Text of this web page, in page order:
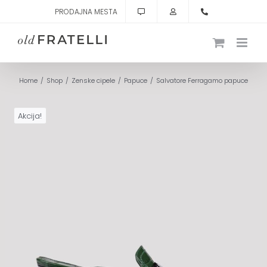
content
PRODAJNA MESTA
Home Shop Zenske cipele Papuce Salvatore Ferragamo papuce
Akcija!